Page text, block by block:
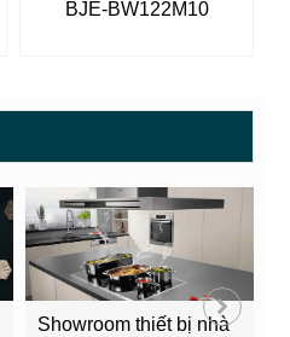
BJE-BW122M10
Showroom thiết bị nhà